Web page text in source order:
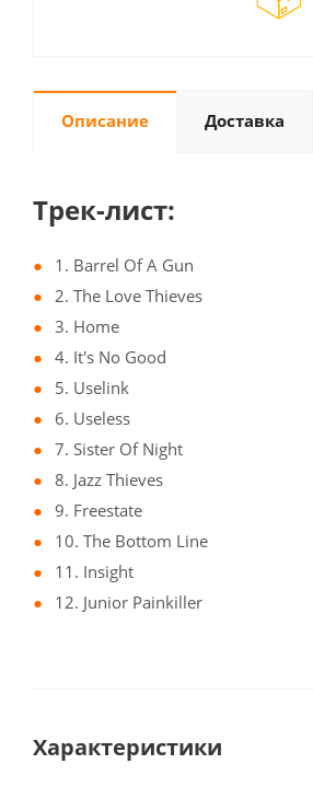
Описание Доставка
Трек-лист:
1. Barrel Of A Gun
2. The Love Thieves
3. Home
4. It's No Good
5. Uselink
6. Useless
7. Sister Of Night
8. Jazz Thieves
9. Freestate
10. The Bottom Line
11. Insight
12. Junior Painkiller
Характеристики